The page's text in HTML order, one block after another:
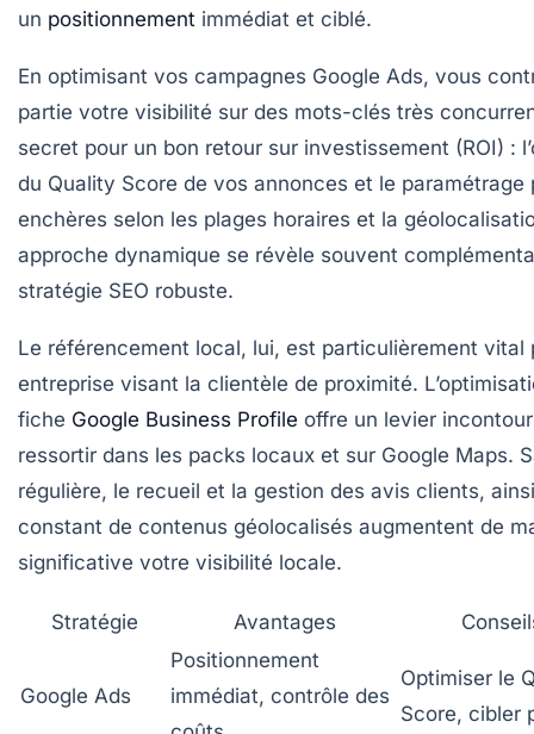
un positionnement immédiat et ciblé.
En optimisant vos campagnes Google Ads, vous
partie votre visibilité sur des mots-clés très
secret pour un bon retour sur investissement (ROI) :
du Quality Score de vos annonces et le paramétrage
enchères selon les plages horaires et la
approche dynamique se révèle souvent
stratégie SEO robuste.
Le référencement local, lui, est particulièrement vital
entreprise visant la clientèle de proximité.
fiche Google Business Profile offre un levier
ressortir dans les packs locaux et sur Google Maps.
régulière, le recueil et la gestion des avis clients,
constant de contenus géolocalisés augmentent de
significative votre visibilité locale.
Stratégie Avantages
Google Ads
Positionnement
immédiat, contrôle des
Optimiser le
Score, cibler